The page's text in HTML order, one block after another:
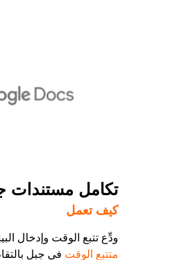
تكامل
كيف تعمل
ودِّع تتبع الوقت وإدخال
متتبع الوقت في جِبل